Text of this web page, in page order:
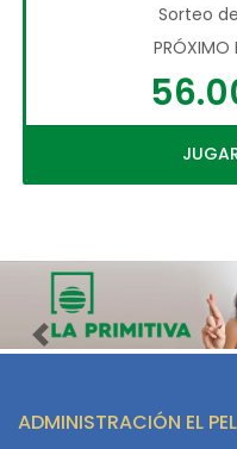
Sorteo
PRÓXIMO
Imagen anterior
ADMINISTRACIÓN EL